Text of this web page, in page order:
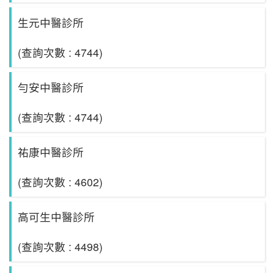
生元中醫診所
(查詢次數 : 4744)
勻安中醫診所
(查詢次數 : 4744)
祐康中醫診所
(查詢次數 : 4602)
高可生中醫診所
(查詢次數 : 4498)